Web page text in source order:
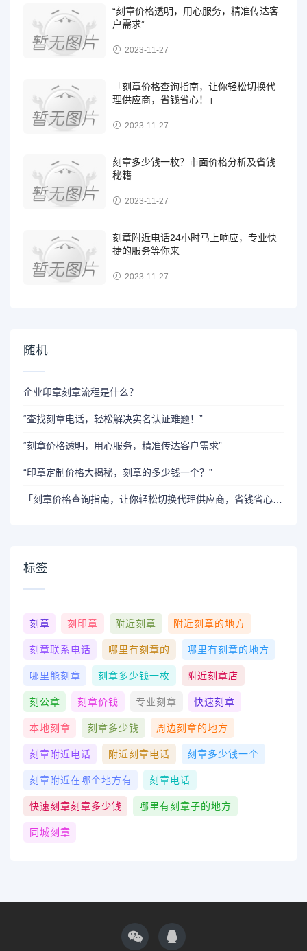
“刻章价格透明，用心服务，精准传达客
户需求”
2023-11-27
「刻章价格查询指南，让你轻松切换代
理供应商，省钱省心！」
2023-11-27
刻章多少钱一枚？市面价格分析及省钱
秘籍
2023-11-27
刻章附近电话24小时马上响应，专业快
捷的服务等你来
2023-11-27
随机
企业印章刻章流程是什么？
“查找刻章电话，轻松解决实名认证难题！”
“刻章价格透明，用心服务，精准传达客户需求”
“印章定制价格大揭秘，刻章的多少钱一个？”
标签
刻章 刻印章 附近刻章 附近刻章的地方
刻章联系电话 哪里有刻章的 哪里有刻章的地方
哪里能刻章 刻章多少钱一枚 附近刻章店
刻公章 刻章价钱 专业刻章 快速刻章
本地刻章 刻章多少钱 周边刻章的地方
刻章附近电话 附近刻章电话 刻章多少钱一个
刻章附近在哪个地方有 刻章电话
快速刻章刻章多少钱 哪里有刻章子的地方
同城刻章